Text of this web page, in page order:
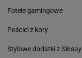
Fotele gamingowe
Pościel z kory
Stylowe dodatki z Sinsay